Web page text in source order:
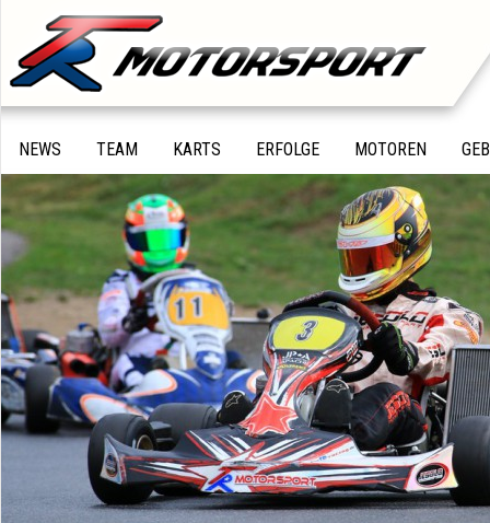
NEWS TEAM KARTS ERFOLGE MOTOREN